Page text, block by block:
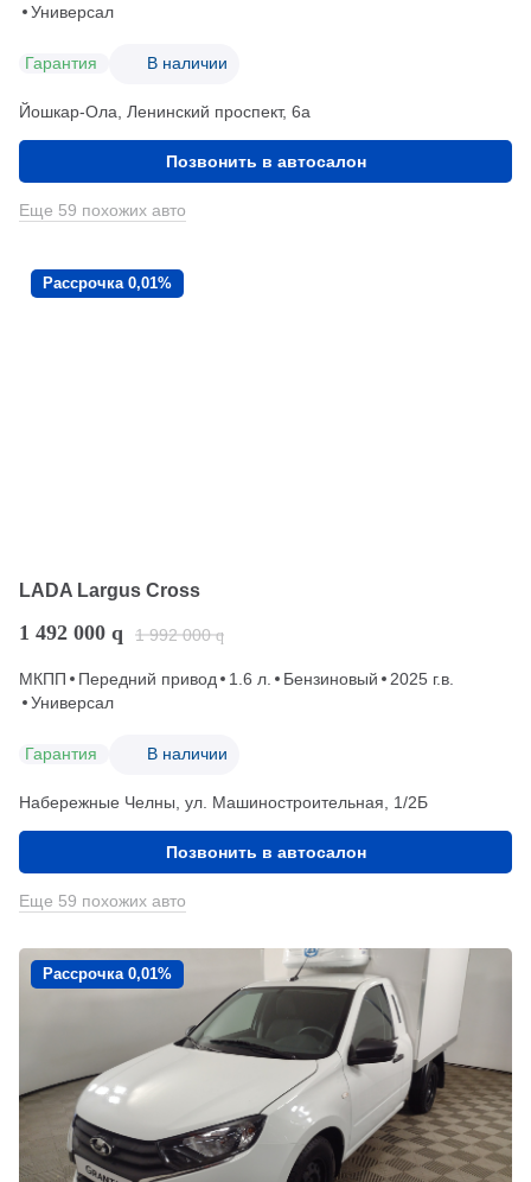
Универсал
Гарантия В наличии
Йошкар-Ола, Ленинский проспект, 6а
Позвонить в автосалон
Еще 59 похожих авто
Рассрочка 0,01%
LADA Largus Cross
1 492 000 q 1 992 000 q
МКПП Передний привод 1.6 л. Бензиновый
2025 г.в.
Универсал
Гарантия В наличии
Набережные Челны, ул. Машиностроительная, 1/2Б
Позвонить в автосалон
Еще 59 похожих авто
Рассрочка 0,01%